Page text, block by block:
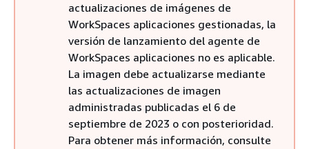
actualizaciones de imágenes de
WorkSpaces aplicaciones gestionadas, la
versión de lanzamiento del agente de
WorkSpaces aplicaciones no es aplicable.
La imagen debe actualizarse mediante
las actualizaciones de imagen
administradas publicadas el 6 de
septiembre de 2023 o con posterioridad.
Para obtener más información, consulte